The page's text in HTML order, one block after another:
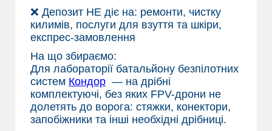
❌ Депозит НЕ діє на: ремонти, чистку
килимів, послуги для взуття та шкіри,
експрес-замовлення
На що збираємо:
Для лабораторії батальйону безпілотних
систем Кондор — на дрібні
комплектуючі, без яких FPV-дрони не
долетять до ворога: стяжки, конектори,
запобіжники та інші необхідні дрібниці.